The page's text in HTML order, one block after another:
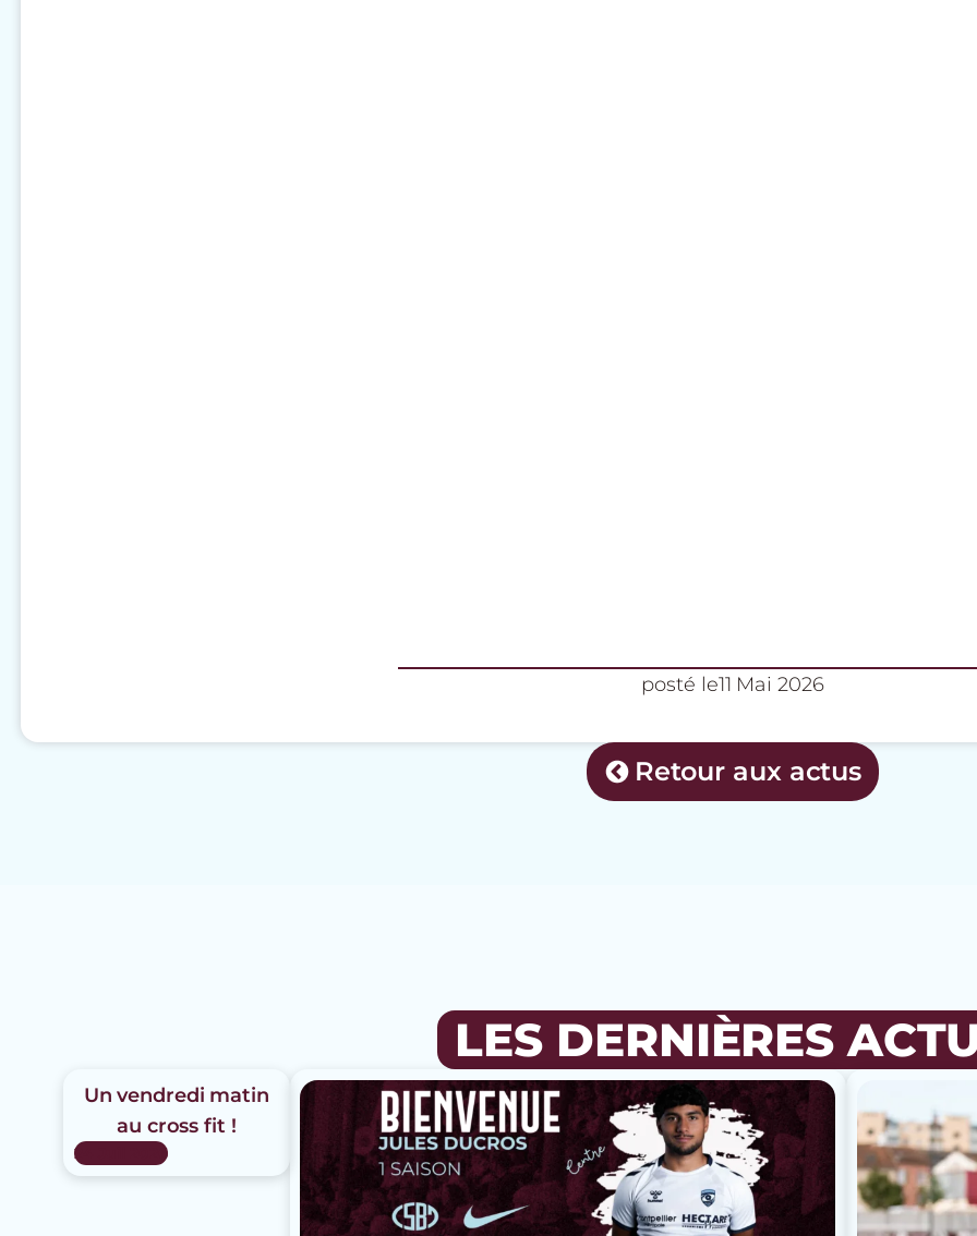
posté le11 Mai 2026
Retour aux actus
LES DERNIÈRES
Un vendredi matin
au cross fit !
24 Juil 2026